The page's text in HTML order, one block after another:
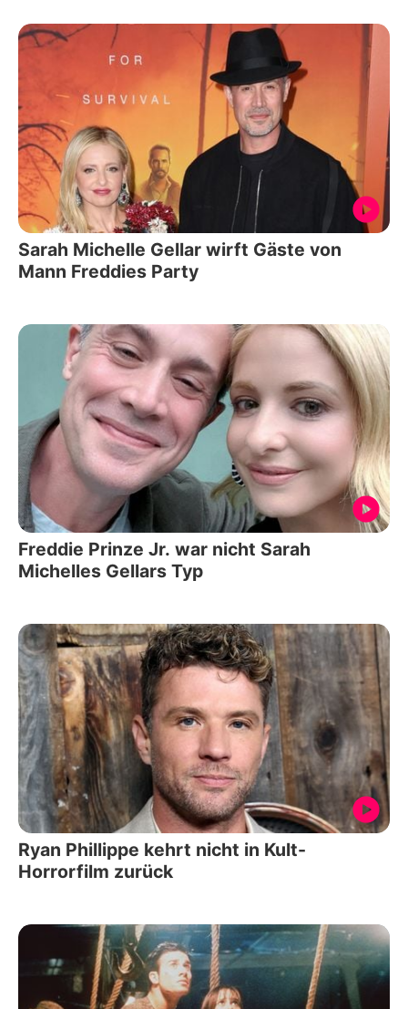
Sarah Michelle Gellar wirft Gäste von
Mann Freddies Party
Freddie Prinze Jr. war nicht Sarah
Michelles Gellars Typ
Ryan Phillippe kehrt nicht in Kult-
Horrorfilm zurück